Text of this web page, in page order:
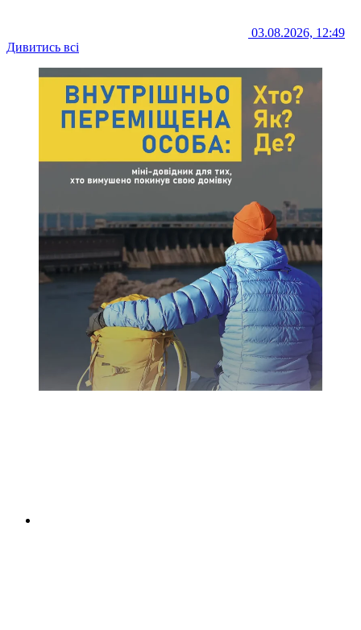
03.08.2026, 12:49
Дивитись всі